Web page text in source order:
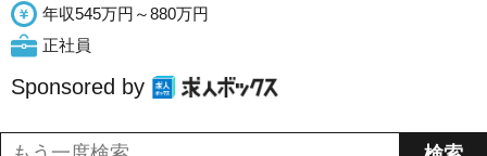
年収545万円～880万円
正社員
Sponsored by